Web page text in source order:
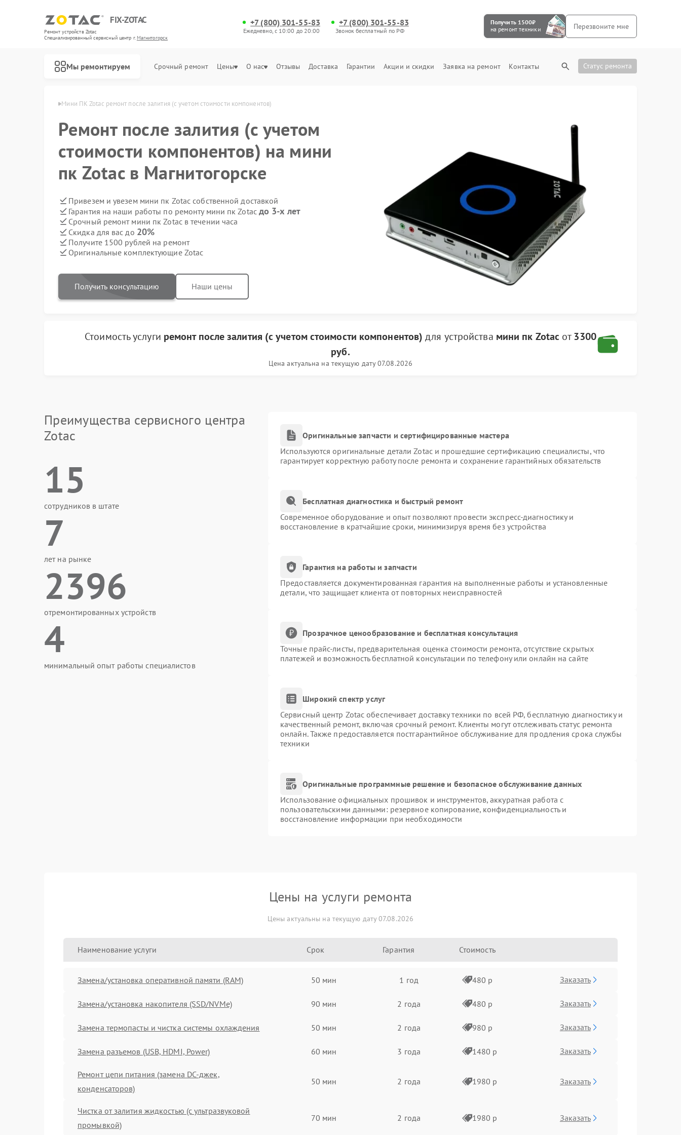
FIX-ZOTAC
Ремонт устройств Zotac
Специализированный cервисный центр г. Магнитогорск
+7 (800) 301-55-83
Ежедневно, с 10:00 до 20:00
+7 (800) 301-55-83
Звонок бесплатный по РФ
Получить 1500₽
на ремонт техники
Перезвоните мне
Мы ремонтируем Срочный ремонт Цены О нас Отзывы Доставка Гарантии Акции и скидки Заявка на ремонт Контакты Статус ремонта
в Магнитогорске Мини ПК Zotac ремонт после залития (с учетом стоимости компонентов)
Ремонт после залития (с учетом
стоимости компонентов) на мини
пк Zotac в Магнитогорске
Привезем и увезем мини пк Zotac собственной доставкой
Гарантия на наши работы по ремонту мини пк Zotac до 3-х лет
Срочный ремонт мини пк Zotac в течении часа
Скидка для вас до 20%
Получите 1500 рублей на ремонт
Оригинальные комплектующие Zotac
Получить консультацию Наши цены
Стоимость услуги ремонт после залития (с учетом стоимости компонентов) для устройства мини пк Zotac от3300
руб.
Цена актуальна на текущую дату 07.08.2026
Преимущества сервисного центра
Zotac
15
сотрудников в штате
7
лет на рынке
2396
отремонтированных устройств
4
минимальный опыт работы специалистов
Оригинальные запчасти и сертифицированные мастера
Используются оригинальные детали Zotac и прошедшие сертификацию специалисты, что
гарантирует корректную работу после ремонта и сохранение гарантийных обязательств
Бесплатная диагностика и быстрый ремонт
Современное оборудование и опыт позволяют провести экспресс-диагностику и
восстановление в кратчайшие сроки, минимизируя время без устройства
Гарантия на работы и запчасти
Предоставляется документированная гарантия на выполненные работы и установленные
детали, что защищает клиента от повторных неисправностей
Прозрачное ценообразование и бесплатная консультация
Точные прайс-листы, предварительная оценка стоимости ремонта, отсутствие скрытых
платежей и возможность бесплатной консультации по телефону или онлайн на сайте
Широкий спектр услуг
Сервисный центр Zotac обеспечивает доставку техники по всей РФ, бесплатную диагностику и
качественный ремонт, включая срочный ремонт. Клиенты могут отслеживать статус ремонта
онлайн. Также предоставляется постгарантийное обслуживание для продления срока службы
техники
Оригинальные программные решение и безопасное обслуживание данных
Использование официальных прошивок и инструментов, аккуратная работа с
пользовательскими данными: резервное копирование, конфиденциальность и
восстановление информации при необходимости
Цены на услуги ремонта
Цены актуальны на текущую дату 07.08.2026
Наименование услуги Срок Гарантия Стоимость
Замена/установка оперативной памяти (RAM) 50 мин 1 год 480 р Заказать
Замена/установка накопителя (SSD/NVMe) 90 мин 2 года 480 р Заказать
Замена термопасты и чистка системы охлаждения 50 мин 2 года 980 р Заказать
Замена разъемов (USB, HDMI, Power) 60 мин 3 года 1480 р Заказать
Ремонт цепи питания (замена DC-джек,
конденсаторов)
50 мин 2 года 1980 р Заказать
Чистка от залития жидкостью (с ультразвуковой
промывкой)
70 мин 2 года 1980 р Заказать